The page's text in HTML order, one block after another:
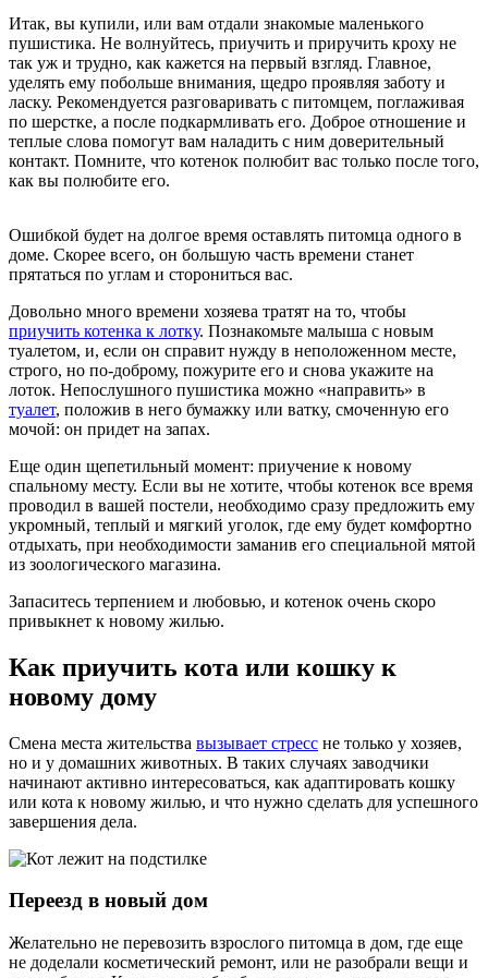
Итак, вы купили, или вам отдали знакомые маленького
пушистика. Не волнуйтесь, приучить и приручить кроху не
так уж и трудно, как кажется на первый взгляд. Главное,
уделять ему побольше внимания, щедро проявляя заботу и
ласку. Рекомендуется разговаривать с питомцем, поглаживая
по шерстке, а после подкармливать его. Доброе отношение и
теплые слова помогут вам наладить с ним доверительный
контакт. Помните, что котенок полюбит вас только после того,
как вы полюбите его.
Ошибкой будет на долгое время оставлять питомца одного в
доме. Скорее всего, он большую часть времени станет
прятаться по углам и сторониться вас.
Довольно много времени хозяева тратят на то, чтобы
приучить котенка к лотку. Познакомьте малыша с новым
туалетом, и, если он справит нужду в неположенном месте,
строго, но по-доброму, пожурите его и снова укажите на
лоток. Непослушного пушистика можно «направить» в
туалет, положив в него бумажку или ватку, смоченную его
мочой: он придет на запах.
Еще один щепетильный момент: приучение к новому
спальному месту. Если вы не хотите, чтобы котенок все время
проводил в вашей постели, необходимо сразу предложить ему
укромный, теплый и мягкий уголок, где ему будет комфортно
отдыхать, при необходимости заманив его специальной мятой
из зоологического магазина.
Запаситесь терпением и любовью, и котенок очень скоро
привыкнет к новому жилью.
Как приучить кота или кошку к
новому дому
Смена места жительства вызывает стресс не только у хозяев,
но и у домашних животных. В таких случаях заводчики
начинают активно интересоваться, как адаптировать кошку
или кота к новому жилью, и что нужно сделать для успешного
завершения дела.
Переезд в новый дом
Желательно не перевозить взрослого питомца в дом, где еще
не доделали косметический ремонт, или не разобрали вещи и